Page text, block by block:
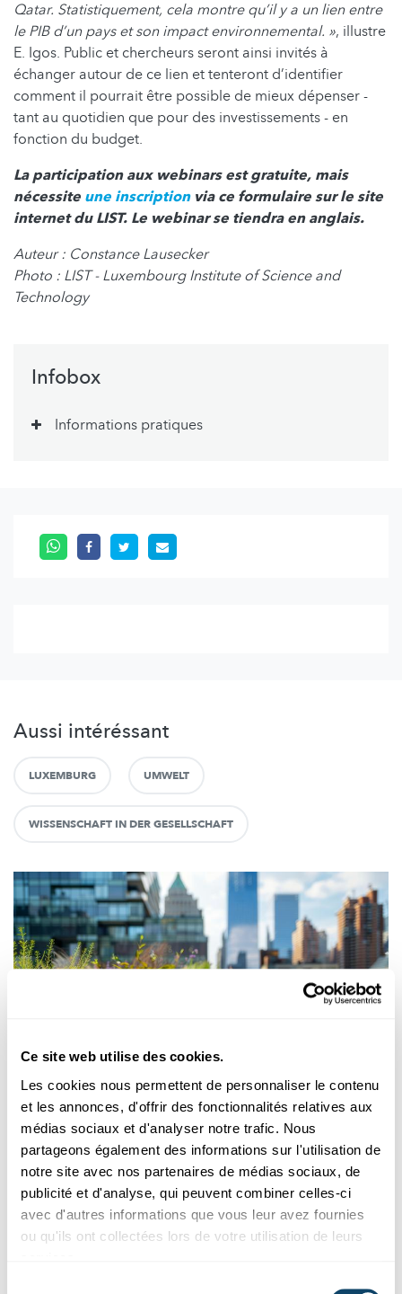
Ce site web utilise des cookies.
Les cookies nous permettent de personnaliser le contenu
et les annonces, d'offrir des fonctionnalités relatives aux
médias sociaux et d'analyser notre trafic. Nous
partageons également des informations sur l'utilisation de
notre site avec nos partenaires de médias sociaux, de
publicité et d'analyse, qui peuvent combiner celles-ci
avec d'autres informations que vous leur avez fournies
ou qu'ils ont collectées lors de votre utilisation de leurs
Qatar. Statistiquement, cela montre qu’il y a un lien entre
le PIB d’un pays et son impact environnemental. », illustre
E. Igos. Public et chercheurs seront ainsi invités à
échanger autour de ce lien et tenteront d’identifier
comment il pourrait être possible de mieux dépenser -
tant au quotidien que pour des investissements - en
fonction du budget.
La participation aux webinars est gratuite, mais
nécessite une inscriptionvia ce formulaire sur le site
internet du LIST. Le webinar se tiendra en anglais.
Auteur : Constance Lausecker
Photo : LIST - Luxembourg Institute of Science and
Technology
Infobox
Informations pratiques
Aussi intéréssant
LUXEMBURG UMWELT
WISSENSCHAFT IN DER GESELLSCHAFT
Recherche au Luxembourg
URBANISME ET SANTÉ
Comment les villes peuvent-elles être
conçues de manière à réduire le stress ?
La vie en ville est attrayante, mais elle peut aussi être
stressante. L'étude FragMent veut aider à concevoir des villes...